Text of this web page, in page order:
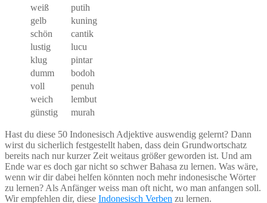
weiß
putih
gelb
kuning
schön
cantik
lustig
lucu
klug
pintar
dumm
bodoh
voll
penuh
weich
lembut
günstig
murah
Hast du diese 50 Indonesisch Adjektive auswendig gelernt? Dann
wirst du sicherlich festgestellt haben, dass dein Grundwortschatz
bereits nach nur kurzer Zeit weitaus größer geworden ist. Und am
Ende war es doch gar nicht so schwer Bahasa zu lernen. Was wäre,
wenn wir dir dabei helfen könnten noch mehr indonesische Wörter
zu lernen? Als Anfänger weiss man oft nicht, wo man anfangen soll.
Wir empfehlen dir, diese Indonesisch Verben zu lernen.